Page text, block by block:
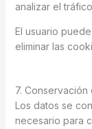
analizar el
El usuario
eliminar las
7. Conservación
Los datos se
necesario para